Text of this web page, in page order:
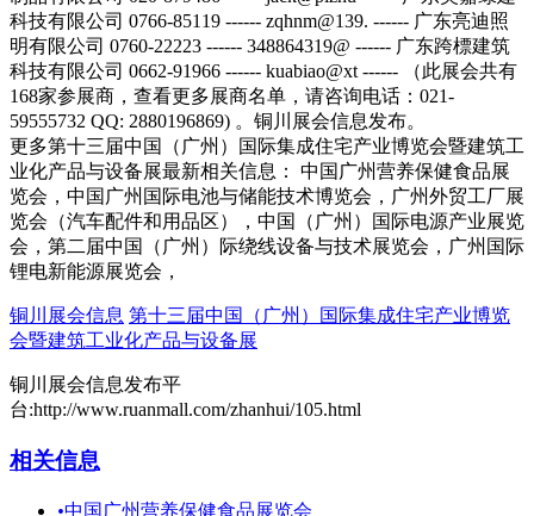
更多第十三届中国（广州）国际集成住宅产业博览会暨建筑工
业化产品与设备展最新相关信息： 中国广州营养保健食品展
览会，中国广州国际电池与储能技术博览会，广州外贸工厂展
览会（汽车配件和用品区），中国（广州）国际电源产业展览
会，第二届中国（广州）际绕线设备与技术展览会，广州国际
锂电新能源展览会，
铜川展会信息 第十三届中国（广州）国际集成住宅产业博览
会暨建筑工业化产品与设备展
铜川展会信息发布平
台:http://www.ruanmall.com/zhanhui/105.html
相关信息
•中国广州营养保健食品展览会